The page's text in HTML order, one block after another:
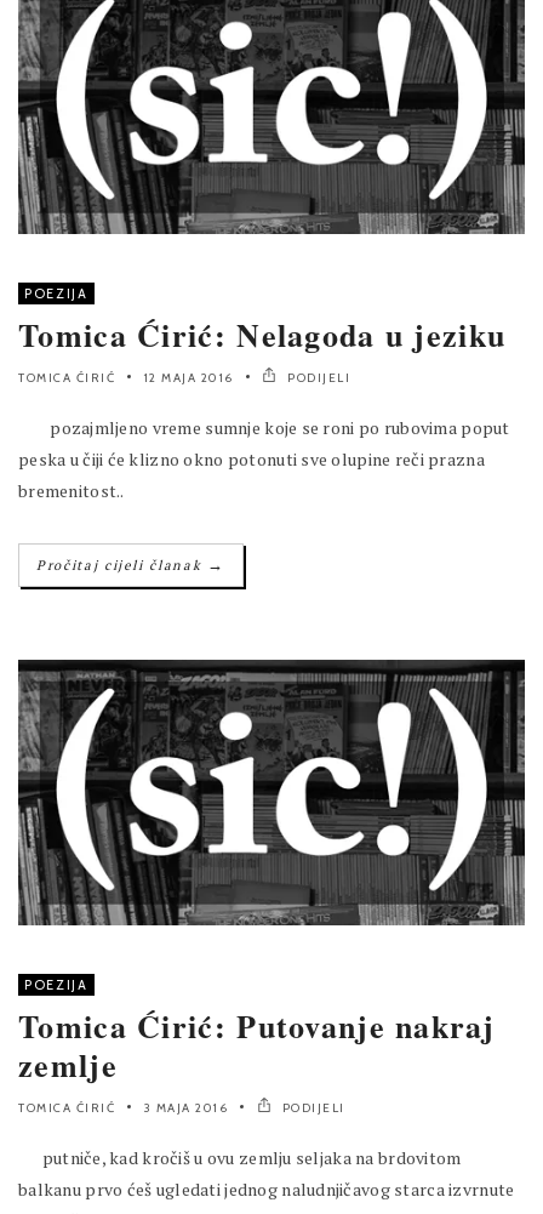
POEZIJA
Tomica Ćirić: Nelagoda u jeziku
TOMICA ĆIRIĆ 12 MAJA 2016 PODIJELI
pozajmljeno vreme sumnje koje se roni po rubovima poput
peska u čiji će klizno okno potonuti sve olupine reči prazna
bremenitost..
Pročitaj cijeli članak →
POEZIJA
Tomica Ćirić: Putovanje nakraj
zemlje
TOMICA ĆIRIĆ 3 MAJA 2016 PODIJELI
putniče, kad kročiš u ovu zemlju seljaka na brdovitom
balkanu prvo ćeš ugledati jednog naludnjičavog starca izvrnute